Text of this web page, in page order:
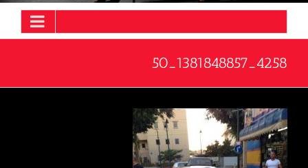
4258_1381848857_50